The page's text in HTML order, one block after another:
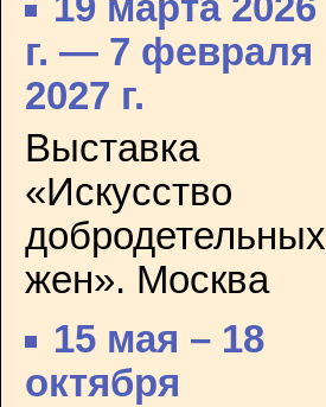
19 марта 2026
г. — 7 февраля
2027 г.
Выставка
«Искусство
добродетельных
жен». Москва
15 мая – 18
октября